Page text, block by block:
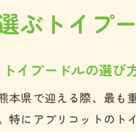
ぶトイプ
イプードルの選び
本県で迎える際、最
特にアプリコットのト